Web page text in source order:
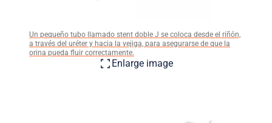
Un pequeño tubo llamado stent doble J se coloca desde el riñón,
a través del uréter y hacia la vejiga, para asegurarse de que la
orina pueda fluir correctamente.
Enlarge image